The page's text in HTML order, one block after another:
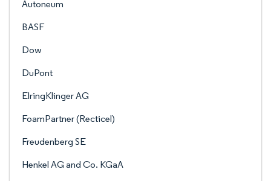
Autoneum
BASF
Dow
DuPont
ElringKlinger AG
FoamPartner (Recticel)
Freudenberg SE
Henkel AG and Co. KGaA